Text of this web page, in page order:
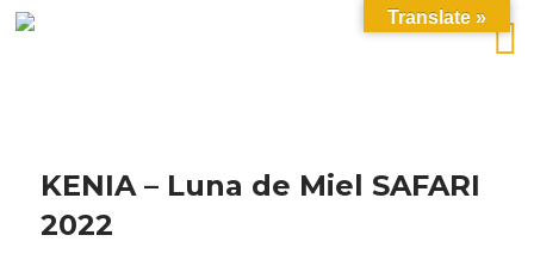
KENIA – Luna de Miel SAFARI
2022
Translate »